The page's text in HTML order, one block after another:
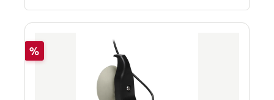
Rabatt
%